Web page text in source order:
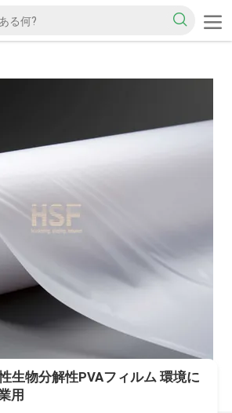
生物分解性PVAフィルム 環境に
用